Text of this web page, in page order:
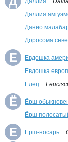
Даллия
Данио
Доросома
Е Евдошка
Евдошка
Елец
Ё Ёрш
Ёрш
Е Ерш-носарь